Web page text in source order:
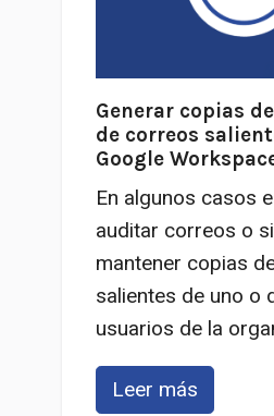
Generar copias
de correos
Google
En algunos casos
auditar correos o
mantener copias
salientes de uno o
usuarios de la
Leer más